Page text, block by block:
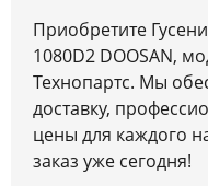
Приобретите
1080D2 DOOSAN,
Технопартс. Мы
доставку,
цены для каждого
заказ уже сегодня!